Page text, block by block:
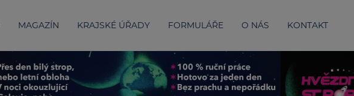
MAGAZÍN KRAJSKÉ ÚŘADY FORMULÁŘE O NÁS KONTAKT